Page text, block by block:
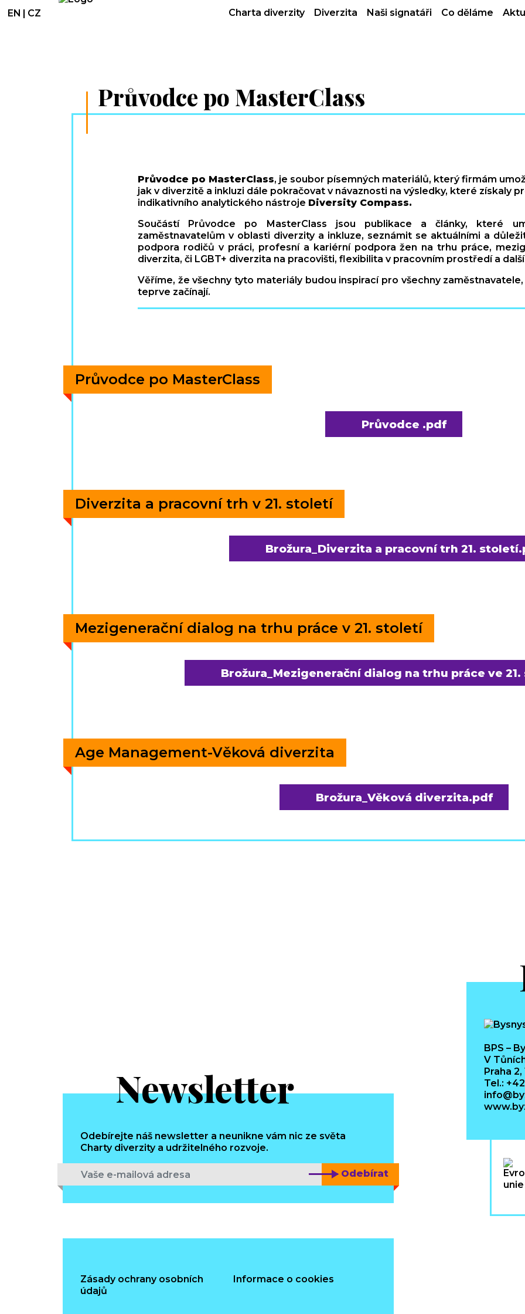
Charta diverzity Diverzita Naši signatáři Co děláme
EN | CZ
Průvodce po MasterClass
Průvodce po MasterClass, je soubor písemných materiálů, který firmám
jak v diverzitě a inkluzi dále pokračovat v návaznosti na výsledky, které získaly
indikativního analytického nástroje Diversity Compass.
Součástí Průvodce po MasterClass jsou publikace a články, které
zaměstnavatelům v oblasti diverzity a inkluze, seznámit se aktuálními a
podpora rodičů v práci, profesní a kariérní podpora žen na trhu práce,
diverzita, či LGBT+ diverzita na pracovišti, flexibilita v pracovním prostředí a
Věříme, že všechny tyto materiály budou inspirací pro všechny
teprve začínají.
Průvodce po MasterClass
Průvodce .pdf
Diverzita a pracovní trh v 21. století
Brožura_Diverzita a pracovní trh 21.
Mezigenerační dialog na trhu práce v 21. století
Brožura_Mezigenerační dialog na trhu práce ve
Age Management-Věková diverzita
Brožura_Věková diverzita.pdf
Newsletter
Odebírejte náš newsletter a neunikne vám nic ze světa
Charty diverzity a udržitelného rozvoje.
Odebírat
BPS –
V
Praha 2,
Tel.:
Zásady ochrany osobních
údajů
Informace o cookies